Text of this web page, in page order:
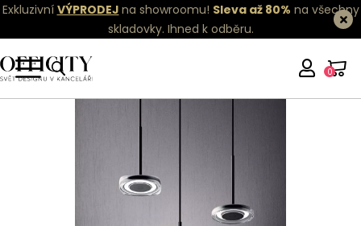
Exkluzivní VÝPRODEJ na showroomu! Sleva až 80% na všechny
skladovky. Ihned k odběru.
0